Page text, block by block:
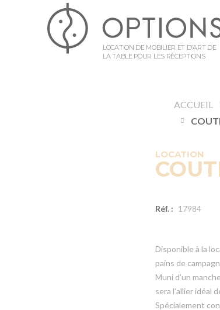
LOCATION DE MOBILIER ET D’ART DE
LA TABLE POUR LES RÉCEPTIONS
ACCUEIL
LOCATION
Réf. : 17984
Disponible à la
pains de
Muni d’un
sera l’allier idéal
Spécialement